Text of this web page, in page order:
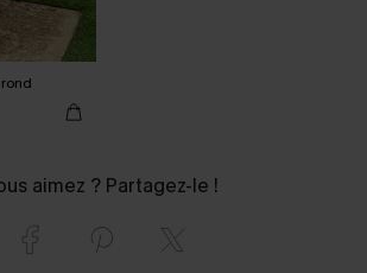
aimez ? Partagez-le !